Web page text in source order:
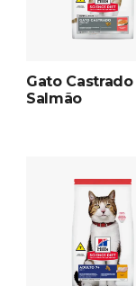
Gato Castrado
Salmão